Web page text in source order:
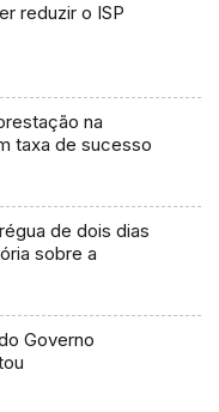
reduzir o ISP
na
taxa de sucesso
de dois dias
sobre a
Governo